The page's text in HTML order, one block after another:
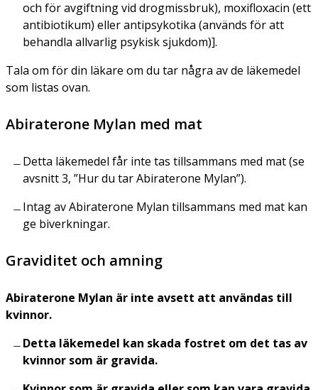
och för avgiftning vid drogmissbruk), moxifloxacin (ett
antibiotikum) eller antipsykotika (används för att
behandla allvarlig psykisk sjukdom)].
Tala om för din läkare om du tar några av de läkemedel
som listas ovan.
Abiraterone Mylan med mat
Detta läkemedel får inte tas tillsammans med mat (se
avsnitt 3, ”Hur du tar Abiraterone Mylan”).
Intag av Abiraterone Mylan tillsammans med mat kan
ge biverkningar.
Graviditet och amning
Abiraterone Mylan är inte avsett att användas till
kvinnor.
Detta läkemedel kan skada fostret om det tas av
kvinnor som är gravida.